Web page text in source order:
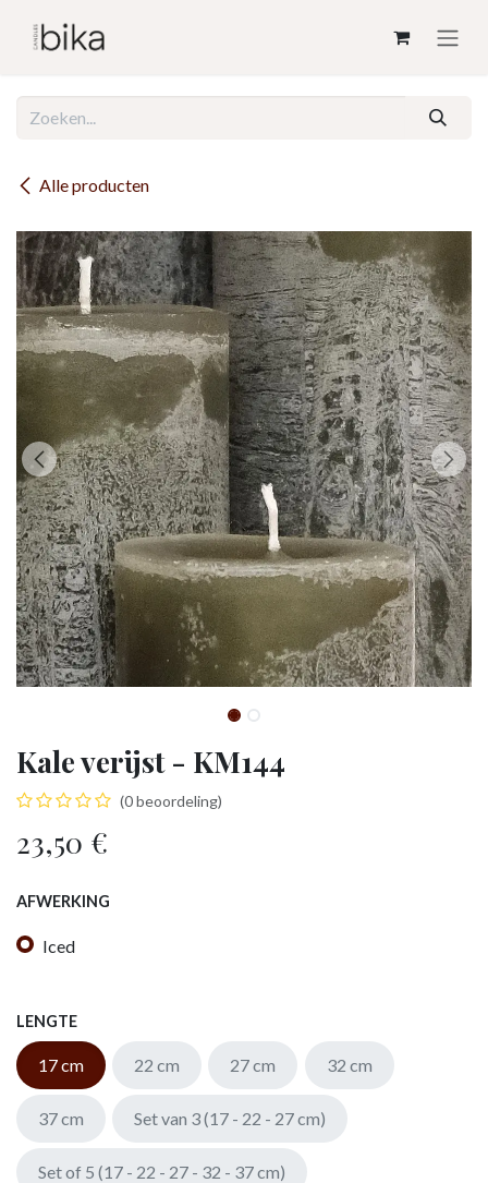
Alle producten
Kale verijst - KM144
(0 beoordeling)
23,50 €
AFWERKING
Iced
LENGTE
17 cm 22 cm 27 cm 32 cm
37 cm Set van 3 (17 - 22 - 27 cm)
Set of 5 (17 - 22 - 27 - 32 - 37 cm)